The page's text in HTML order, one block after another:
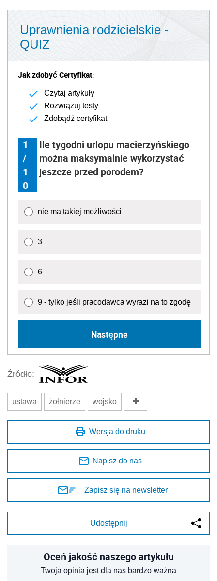
Uprawnienia rodzicielskie -
QUIZ
Jak zdobyć Certyfikat:
Czytaj artykuły
Rozwiązuj testy
Zdobądź certyfikat
1
/
1
0
Ile tygodni urlopu macierzyńskiego
można maksymalnie wykorzystać
jeszcze przed porodem?
nie ma takiej możliwości
3
6
9 - tylko jeśli pracodawca wyrazi na to zgodę
Następne
Źródło:
ustawa żołnierze wojsko
Wersja do druku
Napisz do nas
Zapisz się na newsletter
Udostępnij
Oceń jakość naszego artykułu
Twoja opinia jest dla nas bardzo ważna